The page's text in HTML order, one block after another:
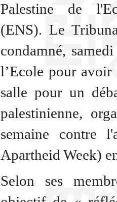
Palestine de
(ENS). Le
condamné,
l’Ecole pour avoir
salle pour un
palestinienne,
semaine contre
Apartheid Week)
Selon ses